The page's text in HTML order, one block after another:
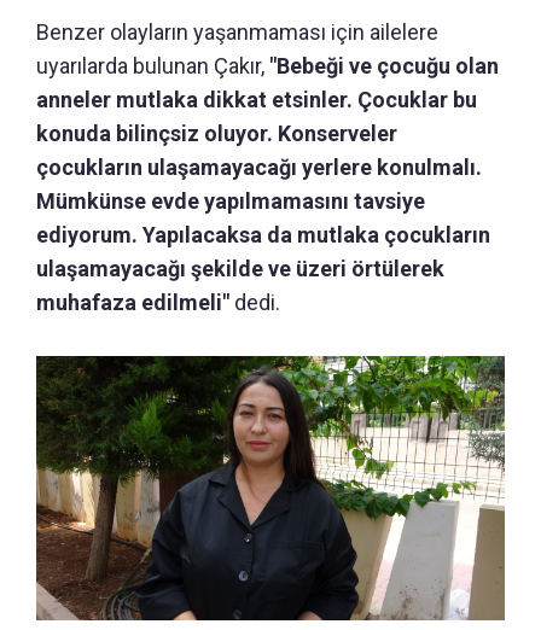
Benzer olayların yaşanmaması için ailelere
uyarılarda bulunan Çakır, "Bebeği ve çocuğu olan
anneler mutlaka dikkat etsinler. Çocuklar bu
konuda bilinçsiz oluyor. Konserveler
çocukların ulaşamayacağı yerlere konulmalı.
Mümkünse evde yapılmamasını tavsiye
ediyorum. Yapılacaksa da mutlaka çocukların
ulaşamayacağı şekilde ve üzeri örtülerek
muhafaza edilmeli" dedi.